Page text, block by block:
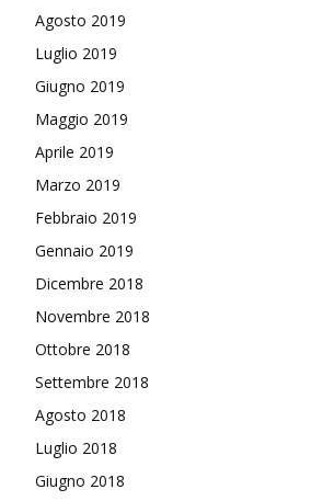
Agosto 2019
Luglio 2019
Giugno 2019
Maggio 2019
Aprile 2019
Marzo 2019
Febbraio 2019
Gennaio 2019
Dicembre 2018
Novembre 2018
Ottobre 2018
Settembre 2018
Agosto 2018
Luglio 2018
Giugno 2018